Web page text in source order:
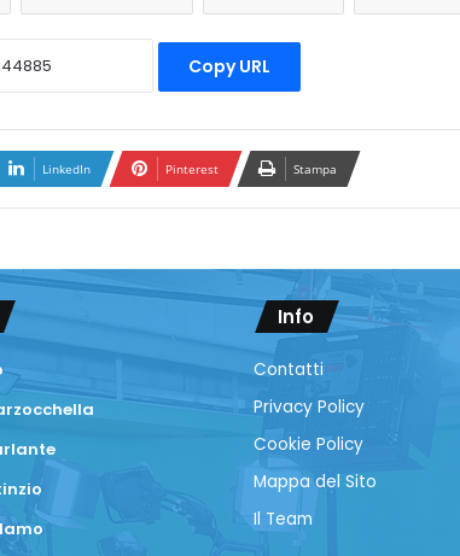
Copy URL
LinkedIn Pinterest Stampa
Info
Contatti
Privacy Policy
Cookie Policy
Mappa del Sito
Il Team